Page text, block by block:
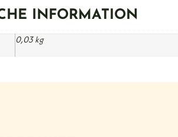
INFORMATION
0,03 kg